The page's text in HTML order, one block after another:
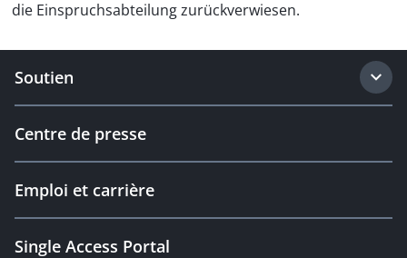
die Einspruchsabteilung zurückverwiesen.
Soutien
Centre de presse
Emploi et carrière
Single Access Portal